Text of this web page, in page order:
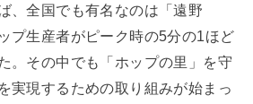
、全国でも有名なのは「遠野
プ生産者がピーク時の5分の1ほど
。その中でも「ホップの里」を守
実現するための取り組みが始まっ